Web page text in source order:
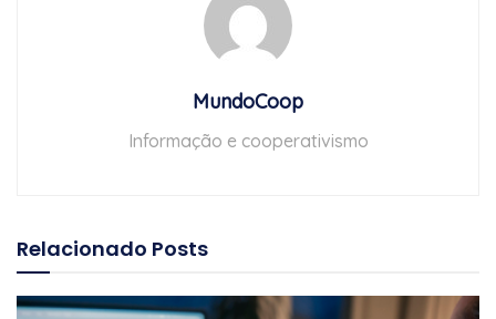
MundoCoop
Informação e cooperativismo
Relacionado Posts